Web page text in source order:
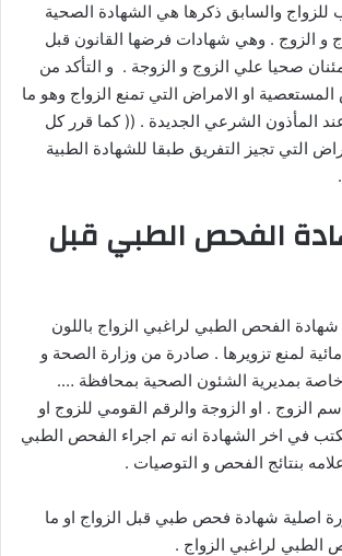
للزواج والسابق ذكرها هي الشهادة الصحية
و الزوج . وهي شهادات فرضها القانون قبل
صحيا علي الزوج و الزوجة . و التأكد من
او الامراض التي تمنع الزواج وهو ما
عند المأذون الشرعي الجديدة . (( كما قرر كل
التي تجيز التفريق طبقا للشهادة الطبية
الفحص الطبي قبل
الفحص الطبي لراغبي الزواج باللون
لمنع تزويرها . صادرة من وزارة الصحة و
خاصة بمديرية الشئون الصحية بمحافظة ….
الزوج . او الزوجة والرقم القومي للزوج او
في اخر الشهادة انه تم اجراء الفحص الطبي
بنتائج الفحص و التوصيات .
اصلية شهادة فحص طبي قبل الزواج او ما
لراغبي الزواج .